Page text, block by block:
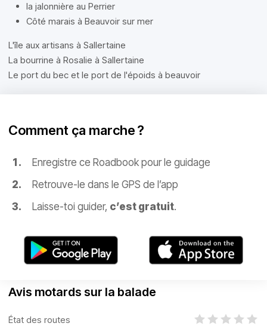
la jalonnière au Perrier
Côté marais à Beauvoir sur mer
L'île aux artisans à Sallertaine
La bourrine à Rosalie à Sallertaine
Le port du bec et le port de l'époids à beauvoir
Comment ça marche ?
Enregistre ce Roadbook pour le guidage
Retrouve-le dans le GPS de l’app
Laisse-toi guider, c’est gratuit.
Avis motards sur la balade
État des routes